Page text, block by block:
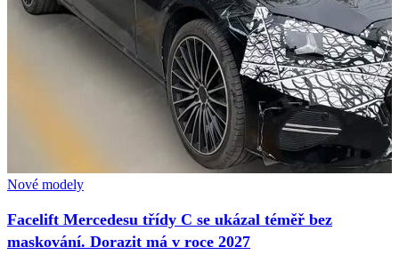
Nové modely
Facelift Mercedesu třídy C se ukázal téměř bez
maskování. Dorazit má v roce 2027